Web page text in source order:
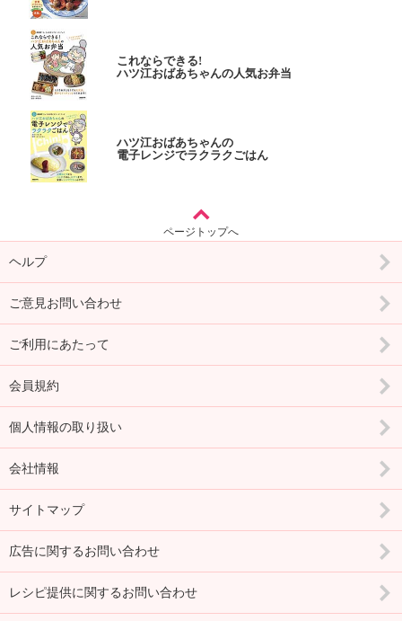
これならできる!
ハツ江おばあちゃんの人気お弁当
ハツ江おばあちゃんの
電子レンジでラクラクごはん
ページトップへ
ヘルプ
ご意見お問い合わせ
ご利用にあたって
会員規約
個人情報の取り扱い
会社情報
サイトマップ
広告に関するお問い合わせ
レシピ提供に関するお問い合わせ